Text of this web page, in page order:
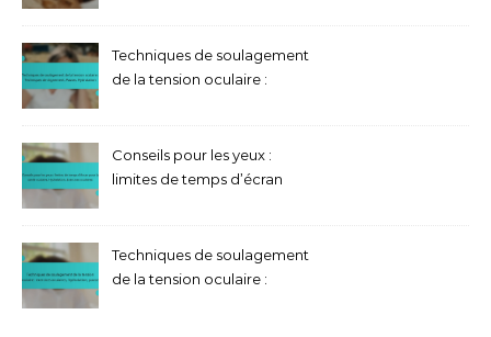
Techniques de soulagement
de la tension oculaire :
Conseils pour les yeux :
limites de temps d’écran
oculaires
Techniques de soulagement
de la tension oculaire :